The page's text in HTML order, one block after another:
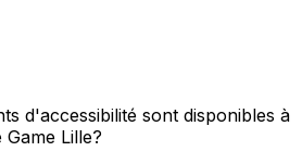
d'accessibilité sont disponibles à
Lille?